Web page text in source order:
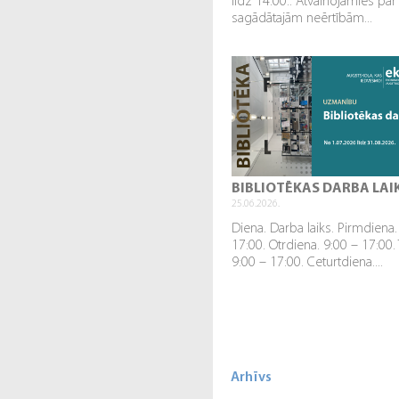
sagādātajām neērtībām...
BIBLIOTĒKAS DARBA
25.06.2026.
Diena. Darba laiks. Pirmdiena.
17:00. Otrdiena. 9:00 – 17:00.
9:00 – 17:00. Ceturtdiena....
Arhīvs